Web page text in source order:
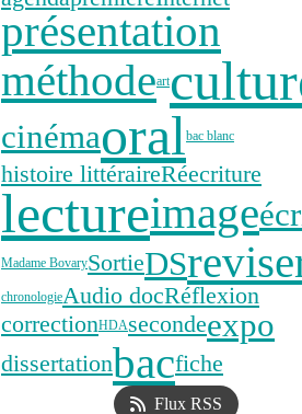
présentation
méthodeart
cinémaoralbac blanc
histoire littéraireRéecriture
lectureimage
Madame BovarySortieDS
chronologieAudio docRéflexion
correctionHDAsecondeexpo
dissertationbacfiche
Flux RSS